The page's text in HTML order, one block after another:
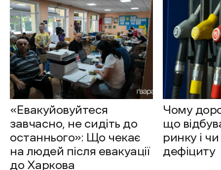
«Евакуйовуйтеся
завчасно, не сидіть до
останнього»: Що чекає
на людей після евакуації
до Харкова
Чому
що
ринку і
дефіциту